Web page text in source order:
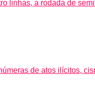
linhas, a rodada de
de atos ilícitos,